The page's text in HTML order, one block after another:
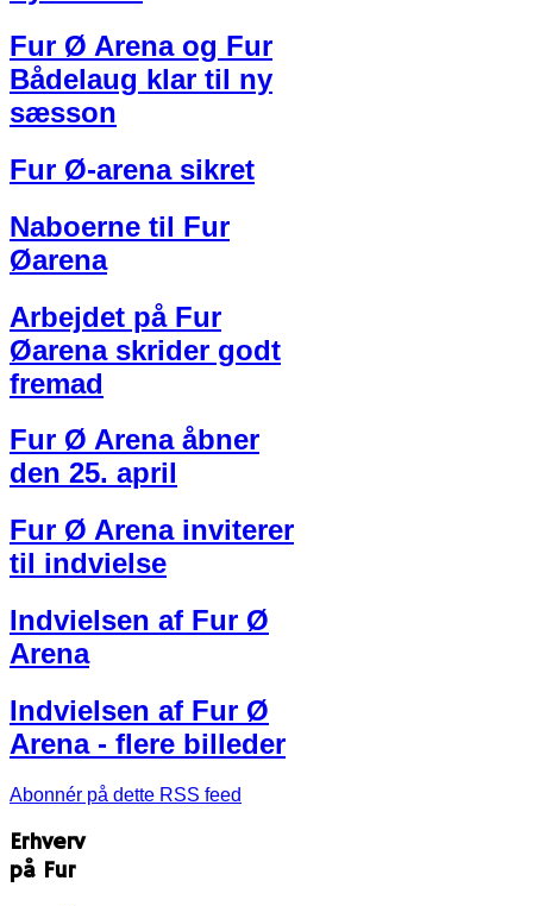
Fur Ø Arena og Fur
Bådelaug klar til ny
sæsson
Fur Ø-arena sikret
Naboerne til Fur
Øarena
Arbejdet på Fur
Øarena skrider godt
fremad
Fur Ø Arena åbner
den 25. april
Fur Ø Arena inviterer
til indvielse
Indvielsen af Fur Ø
Arena
Indvielsen af Fur Ø
Arena - flere billeder
Abonnér på dette RSS feed
Erhverv
på Fur